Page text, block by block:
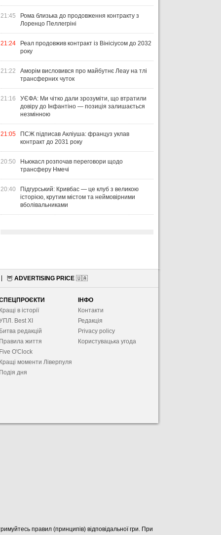
21:45
Рома близька до продовження контракту з
Лоренцо Пеллегріні
21:24
Реал продовжив контракт із Вінісіусом до 2032
року
21:22
Аморім висловився про майбутнє Леау на тлі
трансферних чуток
21:16
УЄФА: Ми чітко дали зрозуміти, що втратили
довіру до Інфантіно — позиція залишається
незмінною
21:05
ПСЖ підписав Акліуша: француз уклав
контракт до 2031 року
20:50
Ньюкасл розпочав переговори щодо
трансферу Нмечі
20:40
Підгурський: Кривбас — це клуб з великою
історією, крутим містом та неймовірними
вболівальниками
🦉 ADVERTISING PRICE 🇺🇦
Кращі в історії
Best XІ
Битва редакцій
Правила життя
Five O'Clock
Кращі моменти Ліверпуля
Подія дня
ІНФО
Контакти
Редакція
Privacy policy
Користувацька угода
правил (принципів) відповідальної гри. При